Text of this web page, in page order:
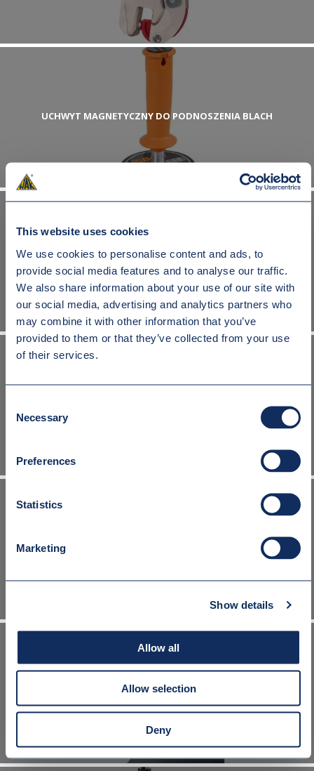
This website uses cookies
We use cookies to personalise content and ads, to
provide social media features and to analyse our traffic.
We also share information about your use of our site with
our social media, advertising and analytics partners who
may combine it with other information that you’ve
provided to them or that they’ve collected from your use
of their services.
Selection
Necessary
Preferences
Statistics
Marketing
Show details
Allow all
Allow selection
Deny
UCHWYT MAGNETYCZNY DO PODNOSZENIA BLACH
UCHWYT DO BLACH W PIONIE 92
UCHWYT DO PŁYT LJ